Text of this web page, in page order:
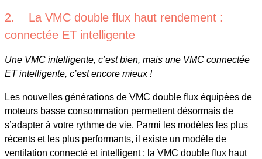
2. La VMC double flux haut rendement :
connectée ET intelligente
Une VMC intelligente, c’est bien, mais une VMC connectée
ET intelligente, c’est encore mieux !
Les nouvelles générations de VMC double flux équipées de
moteurs basse consommation permettent désormais de
s’adapter à votre rythme de vie. Parmi les modèles les plus
récents et les plus performants, il existe un modèle de
ventilation connecté et intelligent : la VMC double flux haut